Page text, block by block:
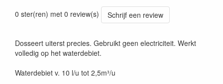
0 ster(ren) met 0 review(s)
Schrijf een review
Dosseert uiterst precies. Gebruikt geen electriciteit. Werkt
volledig op het waterdebiet.
Waterdebiet v. 10 l/u tot 2,5m³/u